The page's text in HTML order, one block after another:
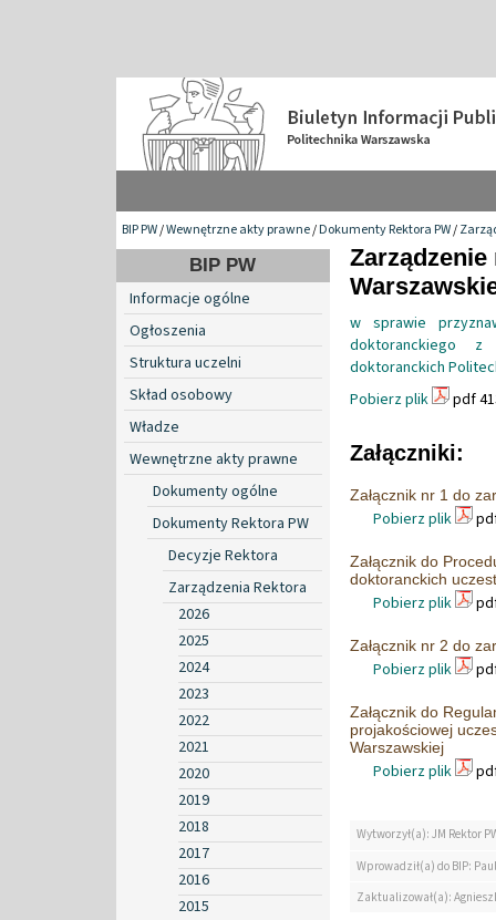
BIP PW/Wewnętrzne akty prawne/Dokumenty Rektora PW/
BIP PW
Informacje ogólne
Ogłoszenia
Struktura uczelni
Skład osobowy
Władze
Wewnętrzne akty prawne
Dokumenty ogólne
Dokumenty Rektora PW
Decyzje Rektora
Zarządzenia Rektora
2026
2025
2024
2023
2022
2021
2020
2019
2018
2017
2016
2015
w sprawie
doktoranckiego z
doktoranckich
Pobierz plik
pdf
Załączniki:
Załącznik nr 1 do
Pobierz plik
Załącznik do
doktoranckich
Pobierz plik
Załącznik nr 2 do
Pobierz plik
Załącznik do
projakościowej
Warszawskiej
Pobierz plik
Wytworzył(a): JM Rektor
Wprowadził(a) do BIP:
Zaktualizował(a):